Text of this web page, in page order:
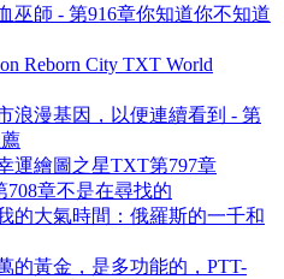
巫師 - 第916章你知道你不知道
Reborn City TXT World
浪漫基因，以便連續看到 - 第
運繪圖之星TXT第797章
708章不是在尋找的
的大氣時間：俄羅斯的一千和
的黃金，是多功能的，PTT-